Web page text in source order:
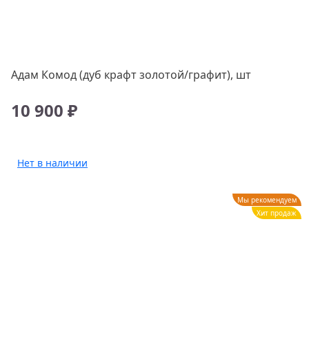
Адам Комод (дуб крафт золотой/графит), шт
10 900 ₽
Нет в наличии
Мы рекомендуем
Хит продаж